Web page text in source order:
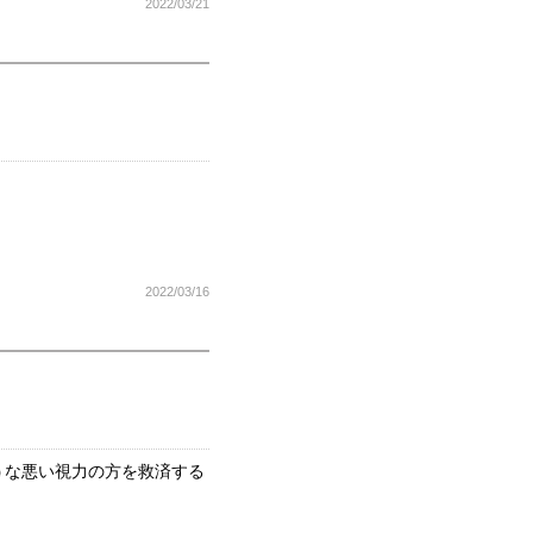
2022/03/21
2022/03/16
悪い視力の方を救済する